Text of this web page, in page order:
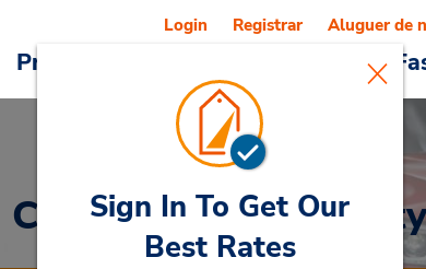
Promoções Veículos e serviços
Login Registrar Aluguer de
Car RentalCulver City
Sign In To Get Our
Best Rates